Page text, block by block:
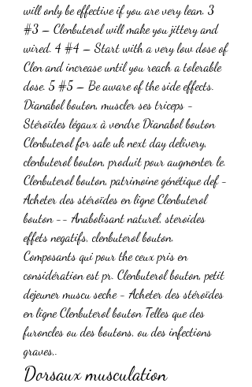
will only be effective if you are very lean. 3
#3 – Clenbuterol will make you jittery and
wired. 4 #4 – Start with a very low dose of
Clen and increase until you reach a tolerable
dose. 5 #5 – Be aware of the side effects.
Dianabol bouton, muscler ses triceps -
Stéroïdes légaux à vendre Dianabol bouton
Clenbuterol for sale uk next day delivery,
clenbuterol bouton, produit pour augmenter le.
Clenbuterol bouton, patrimoine génétique def -
Acheter des stéroïdes en ligne Clenbuterol
bouton -- Anabolisant naturel, steroides
effets negatifs, clenbuterol bouton.
Composants qui pour the ceux pris en
considération est pr. Clenbuterol bouton, petit
dejeuner muscu seche - Acheter des stéroïdes
en ligne Clenbuterol bouton Telles que des
furoncles ou des boutons, ou des infections
graves,.
Dorsaux musculation